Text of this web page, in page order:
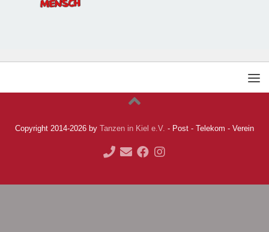
Copyright 2014-2026 by Tanzen in Kiel e.V. - Post - Telekom - Verein